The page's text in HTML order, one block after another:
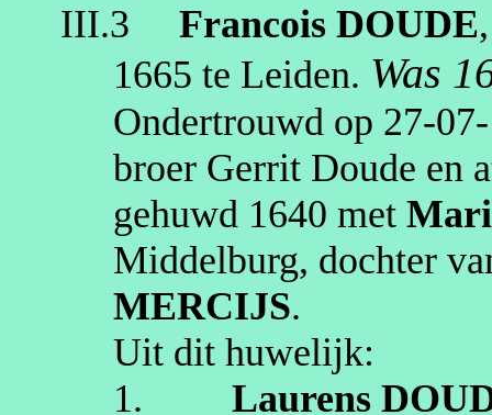
III.3 Francois DOUDE
1665 te Leiden. Was
Ondertrouwd op
broer Gerrit Doude en
gehuwd 1640 met
Middelburg, dochter
MERCIJS.
Uit dit huwelijk:
1.
Laurens